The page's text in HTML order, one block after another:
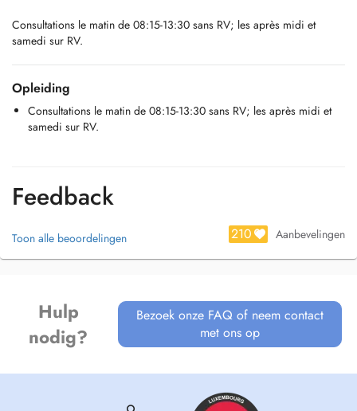
Consultations le matin de 08:15-13:30 sans RV; les après midi et
samedi sur RV.
Opleiding
Consultations le matin de 08:15-13:30 sans RV; les après midi et
samedi sur RV.
Feedback
Toon alle beoordelingen 210 Aanbevelingen
Hulp
nodig?
Bezoek onze FAQ of neem contact
met ons op